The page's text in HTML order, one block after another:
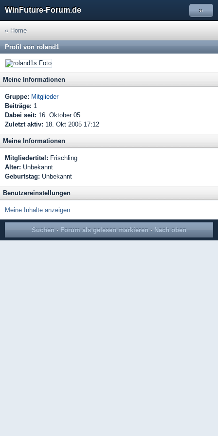
WinFuture-Forum.de »
« Home
Profil von roland1
Meine Informationen
Gruppe: Mitglieder
Beiträge: 1
Dabei seit: 16. Oktober 05
Zuletzt aktiv: 18. Okt 2005 17:12
Meine Informationen
Mitgliedertitel: Frischling
Alter: Unbekannt
Geburtstag: Unbekannt
Benutzereinstellungen
Meine Inhalte anzeigen
Suchen · Forum als gelesen markieren · Nach oben